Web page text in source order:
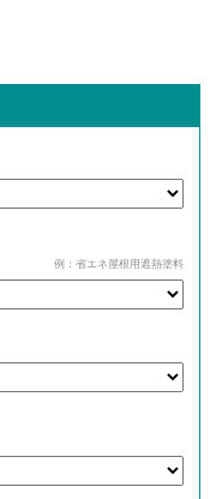
例：省エネ屋根用遮熱塗料